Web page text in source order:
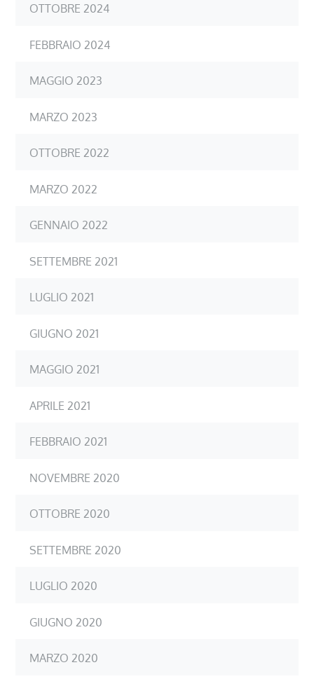
OTTOBRE 2024
FEBBRAIO 2024
MAGGIO 2023
MARZO 2023
OTTOBRE 2022
MARZO 2022
GENNAIO 2022
SETTEMBRE 2021
LUGLIO 2021
GIUGNO 2021
MAGGIO 2021
APRILE 2021
FEBBRAIO 2021
NOVEMBRE 2020
OTTOBRE 2020
SETTEMBRE 2020
LUGLIO 2020
GIUGNO 2020
MARZO 2020